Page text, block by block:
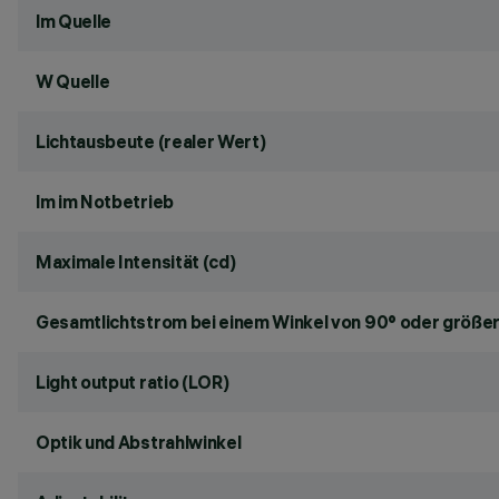
lm Quelle
W Quelle
Lichtausbeute (realer Wert)
lm im Notbetrieb
Maximale Intensität (cd)
Gesamtlichtstrom bei einem Winkel von 90° oder
Light output ratio (LOR)
Optik und Abstrahlwinkel